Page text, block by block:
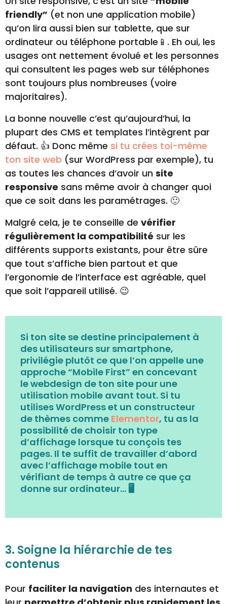
friendly” (et non une application mobile)
qu’on lira aussi bien sur tablette, que sur
ordinateur ou téléphone portable📱. Eh oui, les
usages ont nettement évolué et les personnes
qui consultent les pages web sur téléphones
sont toujours plus nombreuses (voire
majoritaires).
La bonne nouvelle c’est qu’aujourd’hui, la
plupart des CMS et templates l’intègrent par
défaut. 👍 Donc même si tu crées toi-même
ton site web (sur WordPress par exemple), tu
as toutes les chances d’avoir un site
responsive sans même avoir à changer quoi
que ce soit dans les paramétrages. 🙂
Malgré cela, je te conseille de vérifier
régulièrement la compatibilité sur les
différents supports existants, pour être sûre
que tout s’affiche bien partout et que
l’ergonomie de l’interface est agréable, quel
que soit l’appareil utilisé. 😉
Si ton site se destine principalement à
des utilisateurs sur smartphone,
privilégie plutôt ce que l’on appelle une
approche “Mobile First” en concevant
le webdesign de ton site pour une
utilisation mobile avant tout. Si tu
utilises WordPress et un constructeur
de thèmes comme Elementor, tu as la
possibilité de choisir ton type
d’affichage lorsque tu conçois tes
pages. Il te suffit de travailler d’abord
avec l’affichage mobile tout en
vérifiant de temps à autre ce que ça
donne sur ordinateur… 🖥️
3. Soigne la hiérarchie de tes
contenus
Pour faciliter la navigation des internautes et